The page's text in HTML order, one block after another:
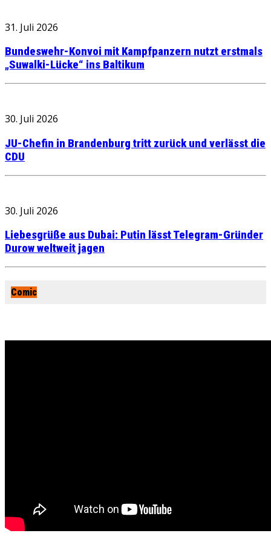
31. Juli 2026
Bundeswehr-Konvoi mit Kampfpanzern nutzt erstmals
„Suwalki-Lücke“ ins Baltikum
30. Juli 2026
JU-Chefin in Brandenburg tritt zurück und verlässt die
CDU
30. Juli 2026
Liebesgrüße aus Dubai: Putin lässt Telegram-Gründer
Durow weltweit jagen
Comic